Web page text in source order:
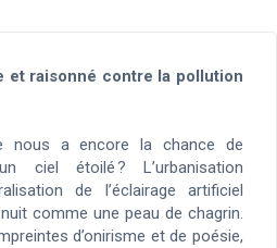
et raisonné contre la pollution
nous a encore la chance de
ciel étoilé ? L’urbanisation
de l’éclairage artificiel
comme une peau de chagrin.
d’onirisme et de poésie,